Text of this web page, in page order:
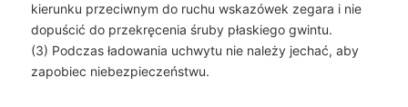
kierunku przeciwnym do ruchu wskazówek zegara i nie
dopuścić do przekręcenia śruby płaskiego gwintu.
(3) Podczas ładowania uchwytu nie należy jechać, aby
zapobiec niebezpieczeństwu.